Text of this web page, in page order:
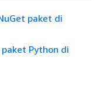
paket di
Python di